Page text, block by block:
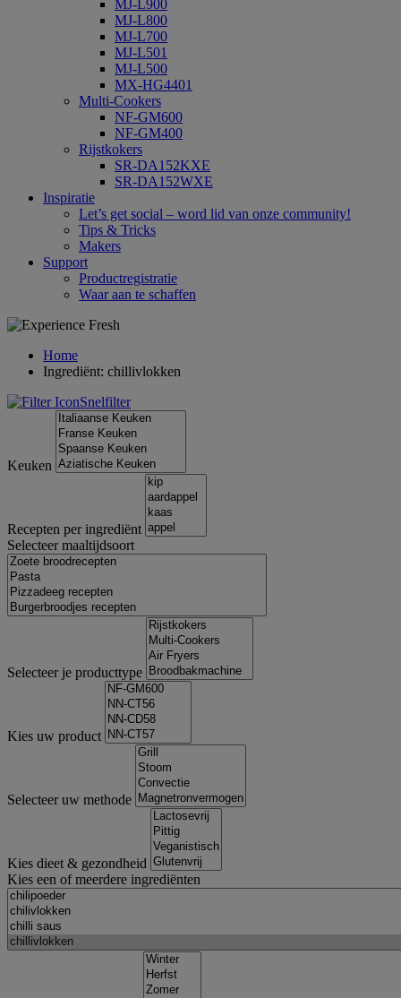
MJ-L900
MJ-L800
MJ-L700
MJ-L501
MJ-L500
MX-HG4401
Multi-Cookers
NF-GM600
NF-GM400
Rijstkokers
SR-DA152KXE
SR-DA152WXE
Inspiratie
Let’s get social – word lid van onze community!
Tips & Tricks
Makers
Support
Productregistratie
Waar aan te schaffen
Home
Ingrediënt: chillivlokken
Snelfilter
Keuken
Recepten per ingrediënt
Selecteer maaltijdsoort
Selecteer je producttype
Kies uw product
Selecteer uw methode
Kies dieet & gezondheid
Kies een of meerdere ingrediënten